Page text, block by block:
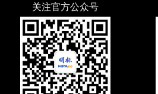
关注官方公众号